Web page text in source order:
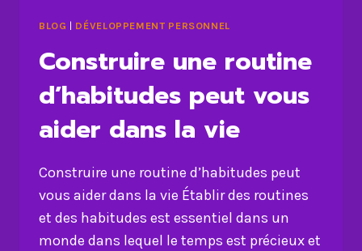
BLOG | DÉVELOPPEMENT PERSONNEL
Construire une routine
d’habitudes peut vous
aider dans la vie
Construire une routine d’habitudes peut
vous aider dans la vie Établir des routines
et des habitudes est essentiel dans un
monde dans lequel le temps est précieux et